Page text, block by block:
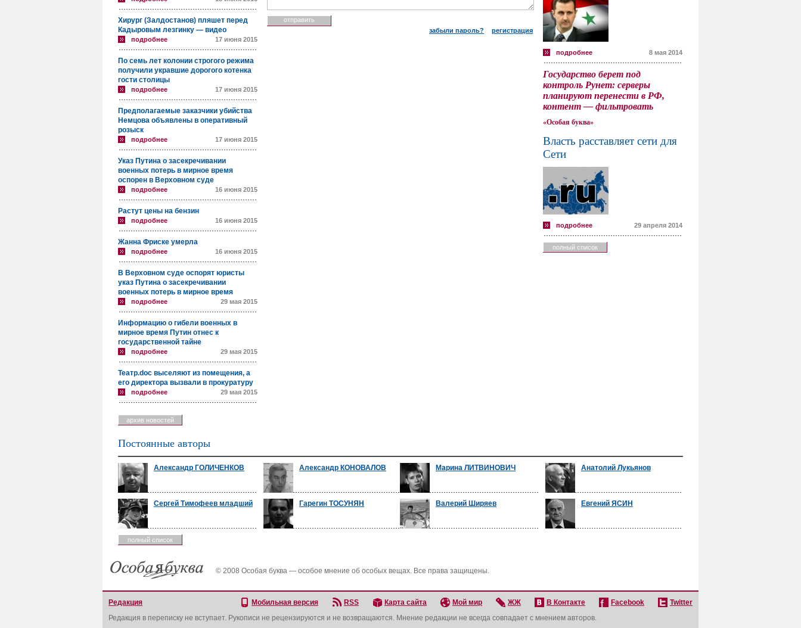
Хирург (Залдостанов) пляшет перед
Кадыровым лезгинку — видео
подробнее 17 июня 2015
По семь лет колонии строгого режима
получили укравшие дорогого котенка
гости столицы
подробнее 17 июня 2015
Предполагаемые заказчики убийства
Немцова объявлены в оперативный
розыск
подробнее 17 июня 2015
Указ Путина о засекречивании
военных потерь в мирное время
оспорен в Верховном суде
подробнее 16 июня 2015
Растут цены на бензин
подробнее 16 июня 2015
Жанна Фриске умерла
подробнее 16 июня 2015
В Верховном суде оспорят юристы
указ Путина о засекречивании
военных потерь в мирное время
подробнее 29 мая 2015
Информацию о гибели военных в
мирное время Путин отнес к
государственной тайне
подробнее 29 мая 2015
Театр.doc выселяют из помещения, а
его директора вызвали в прокуратуру
подробнее 29 мая 2015
архив новостей
забыли пароль? регистрация
подробнее 8 мая 2014
Государство берет под
контроль Рунет: серверы
планируют перенести в РФ,
контент — фильтровать
«Особая буква»
Власть расставляет сети для
Сети
подробнее 29 апреля 2014
полный список
Постоянные авторы
Александр ГОЛИЧЕНКОВ Александр КОНОВАЛОВ Марина ЛИТВИНОВИЧ Анатолий Лукьянов
Сергей Тимофеев младший Гарегин ТОСУНЯН Валерий Ширяев Евгений ЯСИН
полный список
© 2008 Особая буква — особое мнение об особых вещах. Все права защищены.
Редакция Мобильная версия RSS Карта сайта Мой мир ЖЖ В Контакте Facebook
Twitter
Редакция в переписку не вступает. Рукописи не рецензируются и не возвращаются. Мнение редакции не всегда совпадает с мнением авторов.